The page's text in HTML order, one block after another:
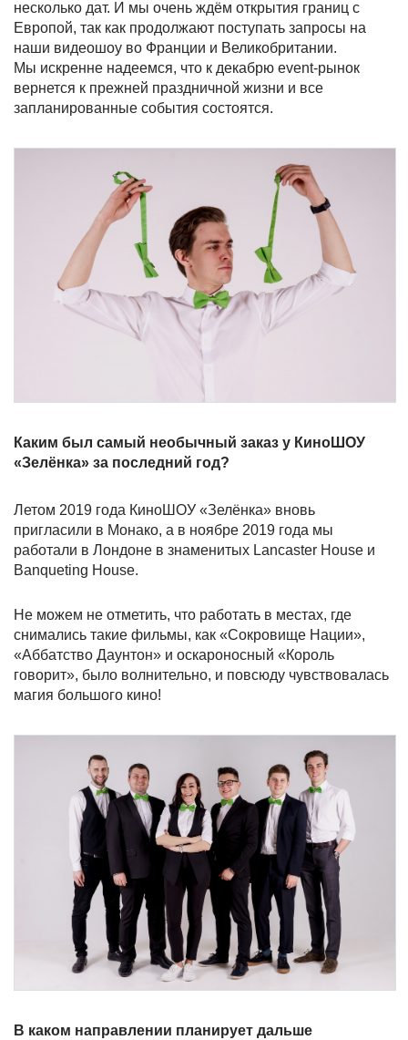
несколько дат. И мы очень ждём открытия границ с
Европой, так как продолжают поступать запросы на
наши видеошоу во Франции и Великобритании.
Мы искренне надеемся, что к декабрю event-рынок
вернется к прежней праздничной жизни и все
запланированные события состоятся.
Каким был самый необычный заказ у КиноШОУ
«Зелёнка» за последний год?
Летом 2019 года КиноШОУ «Зелёнка» вновь
пригласили в Монако, а в ноябре 2019 года мы
работали в Лондоне в знаменитых Lancaster House и
Banqueting House.
Не можем не отметить, что работать в местах, где
снимались такие фильмы, как «Сокровище Нации»,
«Аббатство Даунтон» и оскароносный «Король
говорит», было волнительно, и повсюду чувствовалась
магия большого кино!
В каком направлении планирует дальше